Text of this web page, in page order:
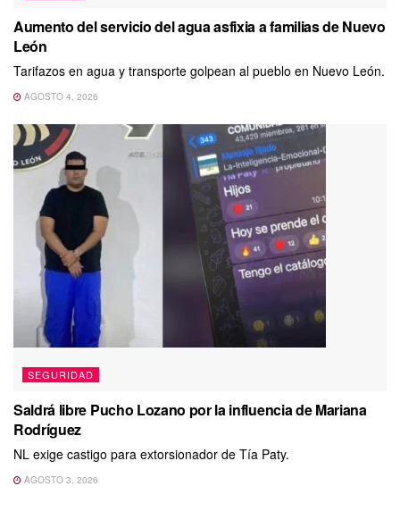
Aumento del servicio del agua asfixia a familias de Nuevo
León
Tarifazos en agua y transporte golpean al pueblo en Nuevo León.
AGOSTO 4, 2026
SEGURIDAD
Saldrá libre Pucho Lozano por la influencia de Mariana
Rodríguez
NL exige castigo para extorsionador de Tía Paty.
AGOSTO 3, 2026